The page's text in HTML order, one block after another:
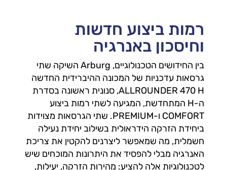
רמות ביצוע חדשות
וחיסכון באנרגיה
בין החידושים הטכנולוגיים, Arburg השיקה שתי
גרסאות עדכניות של המכונה ההיברידית החדשה
ALLROUNDER 470 H, סנונית ראשונה בסדרת
ה-H המתחדשת, המגיעה לשתי רמות ביצוע
COMFORT ו-PREMIUM. שתי הגרסאות מצוידות
ביחידת הזרקה הידראולית בשילוב יחידת נעילה
חשמלית, מה שמאפשר ליצרנים להקטין את צריכת
האנרגיה מבלי להפסיד את היתרונות המוכחים שיש
לטכנולוגיות אלה להציע: מהירות הזרקה, יעילות,